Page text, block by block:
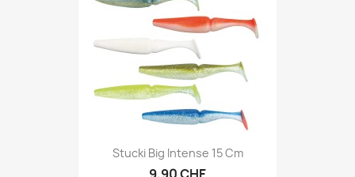
Stucki Big Intense 15 Cm